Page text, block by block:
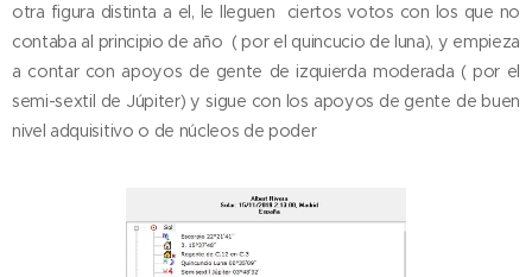
otra figura distinta a el, le lleguen ciertos votos con los que no
contaba al principio de año ( por el quincucio de luna), y empieza
a contar con apoyos de gente de izquierda moderada ( por el
semi-sextil de Júpiter) y sigue con los apoyos de gente de buen
nivel adquisitivo o de núcleos de poder